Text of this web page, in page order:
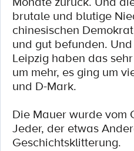
brutale und blutige
chinesischen
und gut befunden.
Leipzig haben das
um mehr, es ging um
und D-Mark.
Die Mauer wurde vom
Jeder, der etwas
Geschichtsklitterung.